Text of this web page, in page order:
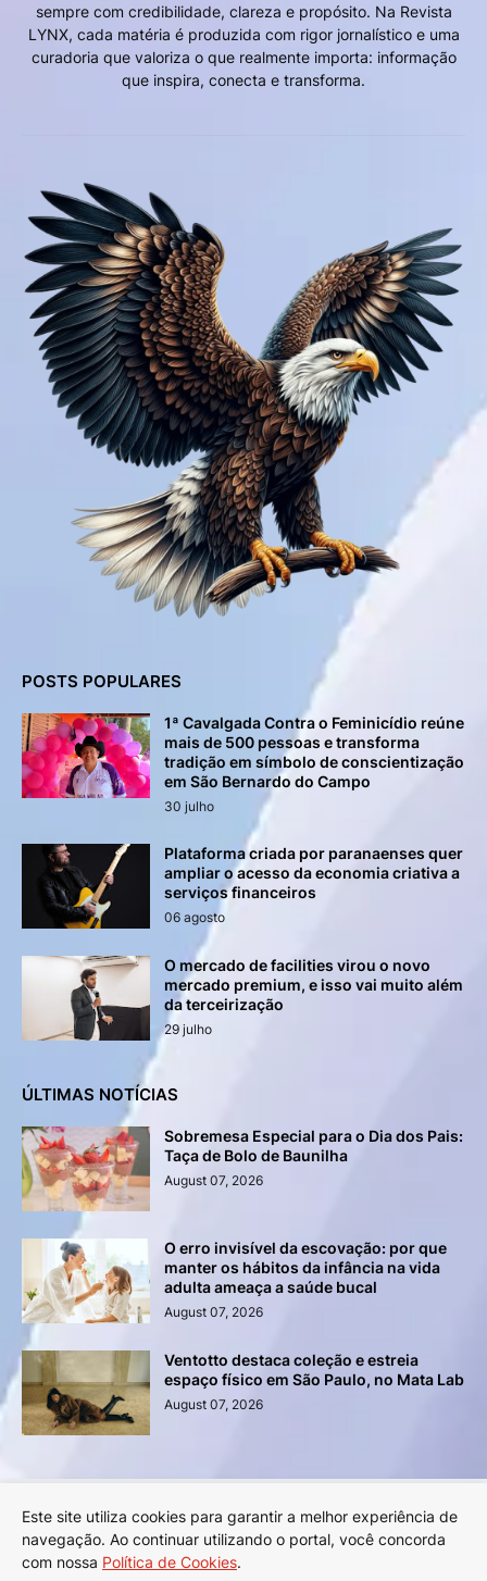
sempre com credibilidade, clareza e propósito. Na Revista
LYNX, cada matéria é produzida com rigor jornalístico e uma
curadoria que valoriza o que realmente importa: informação
que inspira, conecta e transforma.
POSTS POPULARES
1ª Cavalgada Contra o Feminicídio reúne
mais de 500 pessoas e transforma
tradição em símbolo de conscientização
em São Bernardo do Campo
30 julho
Plataforma criada por paranaenses quer
ampliar o acesso da economia criativa a
serviços financeiros
06 agosto
O mercado de facilities virou o novo
mercado premium, e isso vai muito além
da terceirização
29 julho
ÚLTIMAS NOTÍCIAS
Sobremesa Especial para o Dia dos Pais:
Taça de Bolo de Baunilha
August 07, 2026
O erro invisível da escovação: por que
manter os hábitos da infância na vida
adulta ameaça a saúde bucal
August 07, 2026
Ventotto destaca coleção e estreia
espaço físico em São Paulo, no Mata Lab
August 07, 2026
Anuncie na Revista LYNX!
Sobre a Revista LYNX
Política de Privacidade
Termos de Uso
Política de Cookies
Este site utiliza cookies para garantir a melhor experiência de
navegação. Ao continuar utilizando o portal, você concorda
com nossa Política de Cookies.